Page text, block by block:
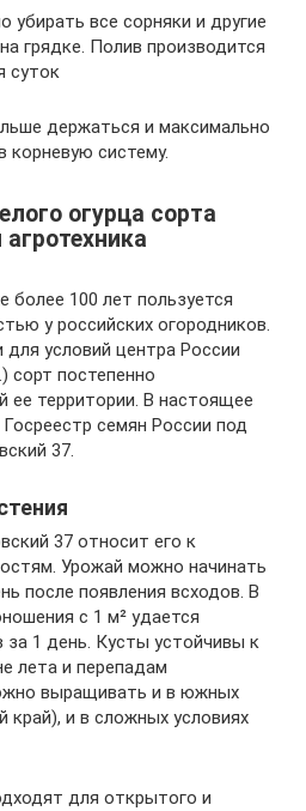
убирать все сорняки и другие
грядке. Полив производится
суток
держаться и максимально
корневую систему.
огурца сорта
более 100 лет пользуется
у российских огородников.
условий центра России
сорт постепенно
ее территории. В настоящее
семян России под
37.
37 относит его к
Урожай можно начинать
после появления всходов. В
с 1 м² удается
за 1 день. Кусты устойчивы к
лета и перепадам
выращивать и в южных
край), и в сложных условиях
для открытого и